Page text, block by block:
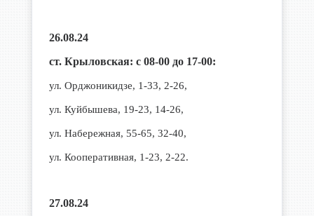
26.08.24
ст. Крыловская: с 08-00 до 17-00:
ул. Орджоникидзе, 1-33, 2-26,
ул. Куйбышева, 19-23, 14-26,
ул. Набережная, 55-65, 32-40,
ул. Кооперативная, 1-23, 2-22.
27.08.24